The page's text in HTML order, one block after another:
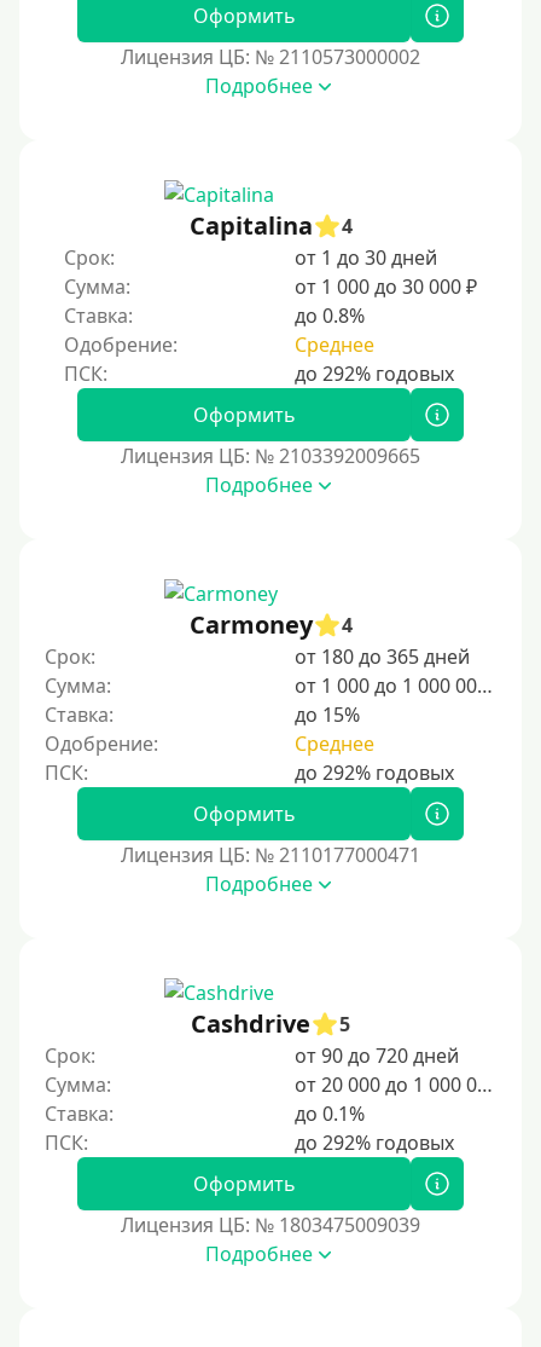
Пенсионерам до 80 лет
Пенсионерам до 85 лет
Без упоминания места трудоустройства
Для иностранных граждан
Для лиц, имеющих гражданство других государств,
находящихся на территории Украины
Для граждан других стран, проживающих в
Казахстане
Для граждан других стран, прибывающих в
Для граждан Таджикистана, проживающих за
Армении, важно ознакомиться с местными законами
и правилами пребывания. Знание визовых
требований, условий регистрации и возможностей
трудоустройства поможет адаптироваться в стране.
Армения предлагает гостеприимную атмосферу,
богатую культуру и разнообразные возможности для
работы и учебы.
Для граждан Узбекистана, проживающих за рубежом
Сумма (рублей)
400 руб
500 руб
1000 руб
1500 руб
2000 руб
Оформить
Лицензия ЦБ: № 2110573000002
Подробнее
Capitalina
4
Срок:
от 1 до 30 дней
Сумма:
от 1 000 до 30 000 ₽
Ставка:
до 0.8%
Одобрение:
Среднее
Оформить
Лицензия ЦБ: № 2103392009665
Подробнее
Carmoney
4
Срок:
от 180 до 365 дней
Сумма:
от 1 000 до 1 000 000 ₽
Ставка:
до 15%
Одобрение:
Среднее
Оформить
Лицензия ЦБ: № 2110177000471
Подробнее
Cashdrive
5
Срок:
от 90 до 720 дней
Сумма:
от 20 000 до 1 000 000 ₽
Ставка:
до 0.1%
Оформить
Лицензия ЦБ: № 1803475009039
Подробнее